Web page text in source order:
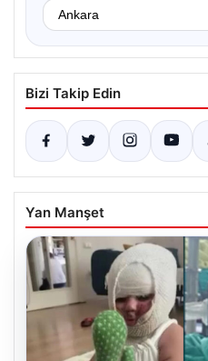
Bizi Takip Edin
Yan Manşet